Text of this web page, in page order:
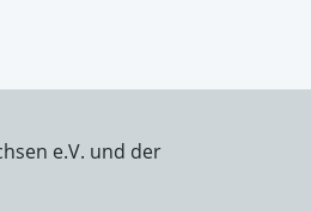
e.V. und der